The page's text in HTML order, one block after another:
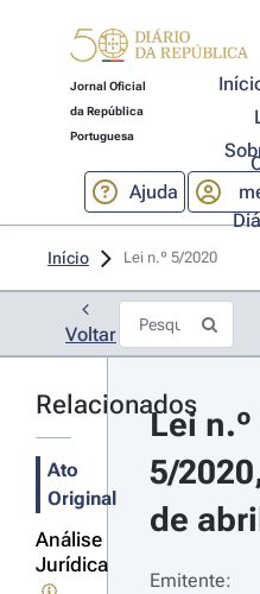
Jornal Oficial
da República
Portuguesa
Ajuda
Início Lei n.º 5/2020
Voltar
Relacionados
Ato
Original
Análise
Jurídica
Lei n.º
5/
de
Emitente: